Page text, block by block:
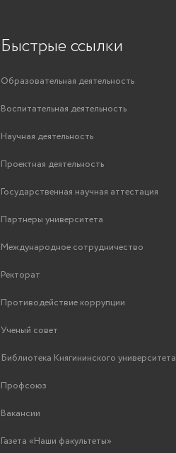
Быстрые ссылки
Образовательная деятельность
Воспитательная деятельность
Научная деятельность
Проектная деятельность
Государственная научная аттестация
Партнеры университета
Международное сотрудничество
Ректорат
Противодействие коррупции
Ученый совет
Библиотека Княгининского университета
Профсоюз
Вакансии
Газета «Наши факультеты»